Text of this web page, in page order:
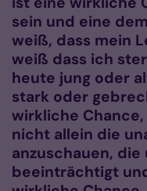
sein und eine
weiß, dass mein
weiß dass ich
heute jung oder
stark oder
wirkliche
nicht allein die
anzuschauen,
beeinträchtigt